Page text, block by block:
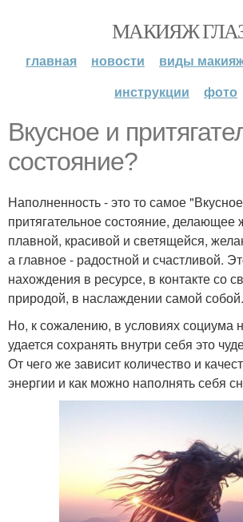
МАКИЯЖ
главная новости виды
инструкции
фото
Вкусное и
состояние?
Наполненность - это то самое
притягательное состояние, делающее
плавной, красивой и светящейся,
а главное - радостной и счастливой.
нахождения в ресурсе, в контакте со
природой, в наслаждении самой собой.
Но, к сожалению, в условиях социума
удается сохранять внутри себя это
От чего же зависит количество и
энергии и как можно наполнять себя